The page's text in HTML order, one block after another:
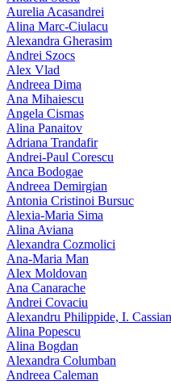
Aurelia Acasandrei
Alina Marc-Ciulacu
Alexandra Gherasim
Andrei Szocs
Alex Vlad
Andreea Dima
Ana Mihaiescu
Angela Cismas
Alina Panaitov
Adriana Trandafir
Andrei-Paul Corescu
Anca Bodogae
Andreea Demirgian
Antonia Cristinoi Bursuc
Alexia-Maria Sima
Alina Aviana
Alexandra Cozmolici
Ana-Maria Man
Alex Moldovan
Ana Canarache
Andrei Covaciu
Alexandru Philippide, I.
Alina Popescu
Alina Bogdan
Alexandra Columban
Andreea Caleman